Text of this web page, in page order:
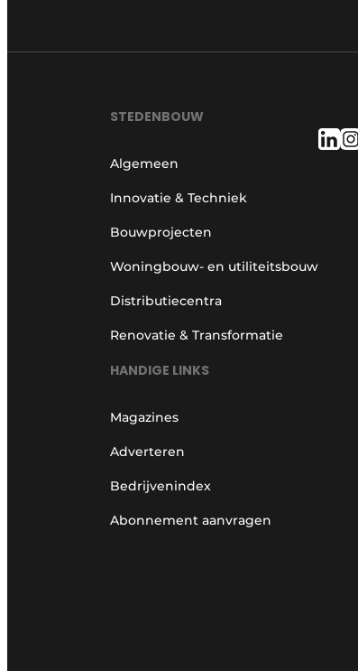
STEDENBOUW
Algemeen
Innovatie & Techniek
Bouwprojecten
Woningbouw- en utiliteitsbouw
Distributiecentra
Renovatie & Transformatie
HANDIGE LINKS
Magazines
Adverteren
Bedrijvenindex
Abonnement aanvragen